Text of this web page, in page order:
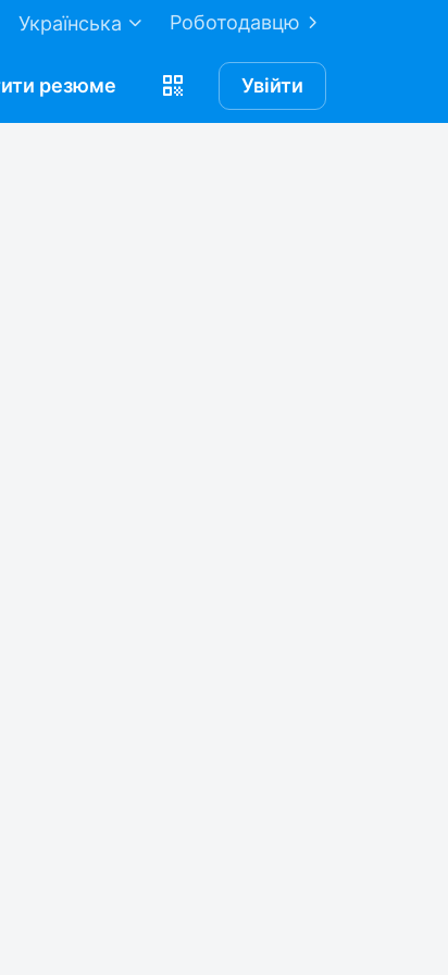
Роботодавцю
Українська
резюме Увійти